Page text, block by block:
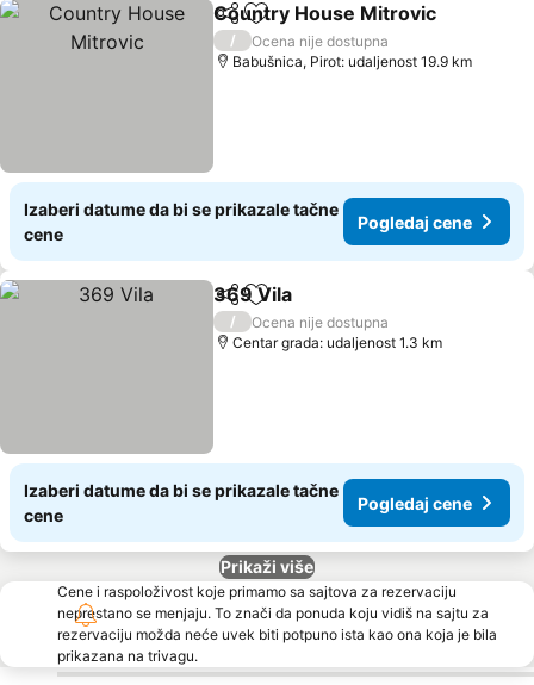
Deli Dodati u favorite
Country House Mitrovic
/
Ocena nije dostupna
Babušnica, Pirot: udaljenost 19.9 km
Izaberi datume da bi se prikazale tačne
cene
Pogledaj cene
Deli Dodati u favorite
369 Vila
/
Ocena nije dostupna
Centar grada: udaljenost 1.3 km
Izaberi datume da bi se prikazale tačne
cene
Pogledaj cene
Prikaži više
Cene i raspoloživost koje primamo sa sajtova za rezervaciju
neprestano se menjaju. To znači da ponuda koju vidiš na sajtu za
rezervaciju možda neće uvek biti potpuno ista kao ona koja je bila
prikazana na trivagu.